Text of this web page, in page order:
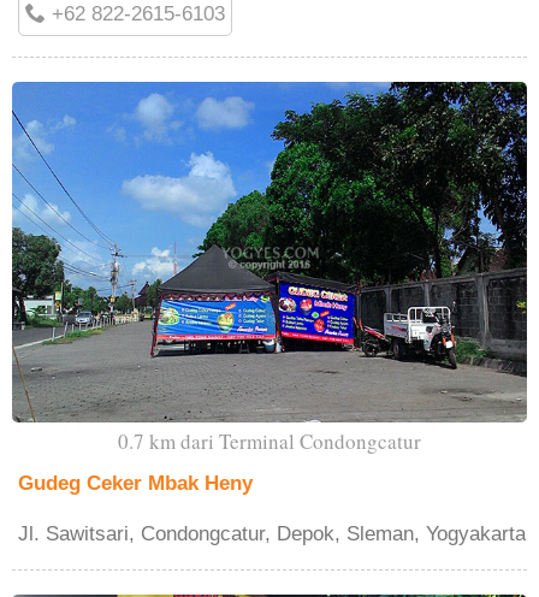
+62 822-2615-6103
0.7 km dari Terminal Condongcatur
Gudeg Ceker Mbak Heny
Jl. Sawitsari, Condongcatur, Depok, Sleman, Yogyakarta